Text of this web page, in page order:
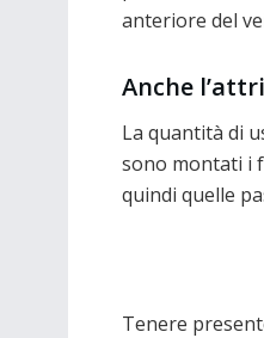
anteriore del
Anche
La quantità di
sono montati i
quindi quelle
Tenere